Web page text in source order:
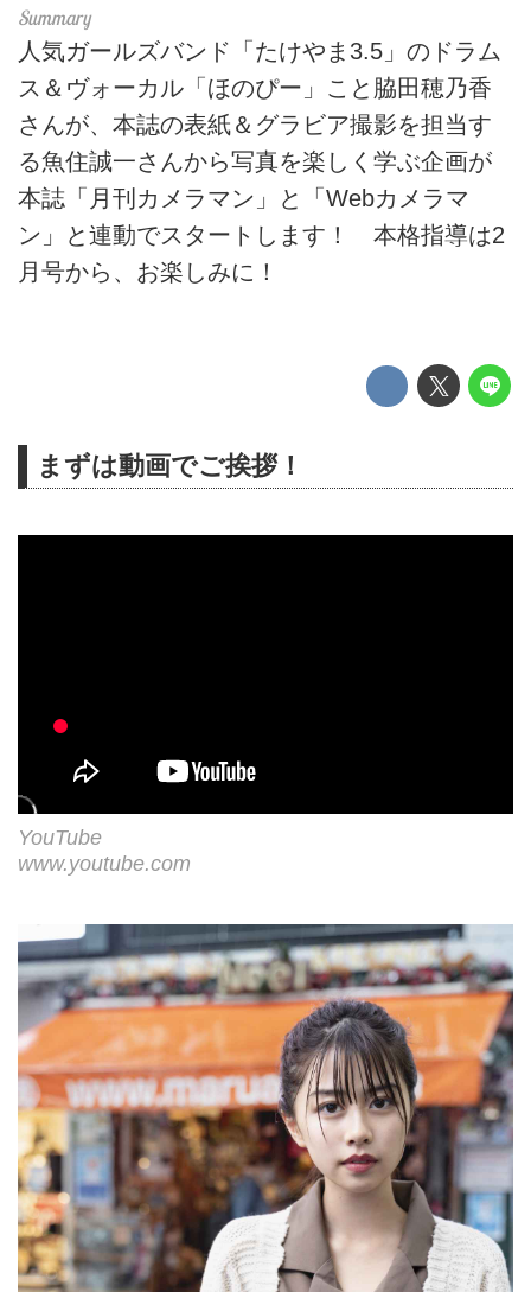
人気ガールズバンド「たけやま3.5」のドラム
ス＆ヴォーカル「ほのぴー」こと脇田穂乃香
さんが、本誌の表紙＆グラビア撮影を担当す
る魚住誠一さんから写真を楽しく学ぶ企画が
本誌「月刊カメラマン」と「Webカメラマ
ン」と連動でスタートします！ 本格指導は2
月号から、お楽しみに！
まずは動画でご挨拶！
YouTube
www.youtube.com